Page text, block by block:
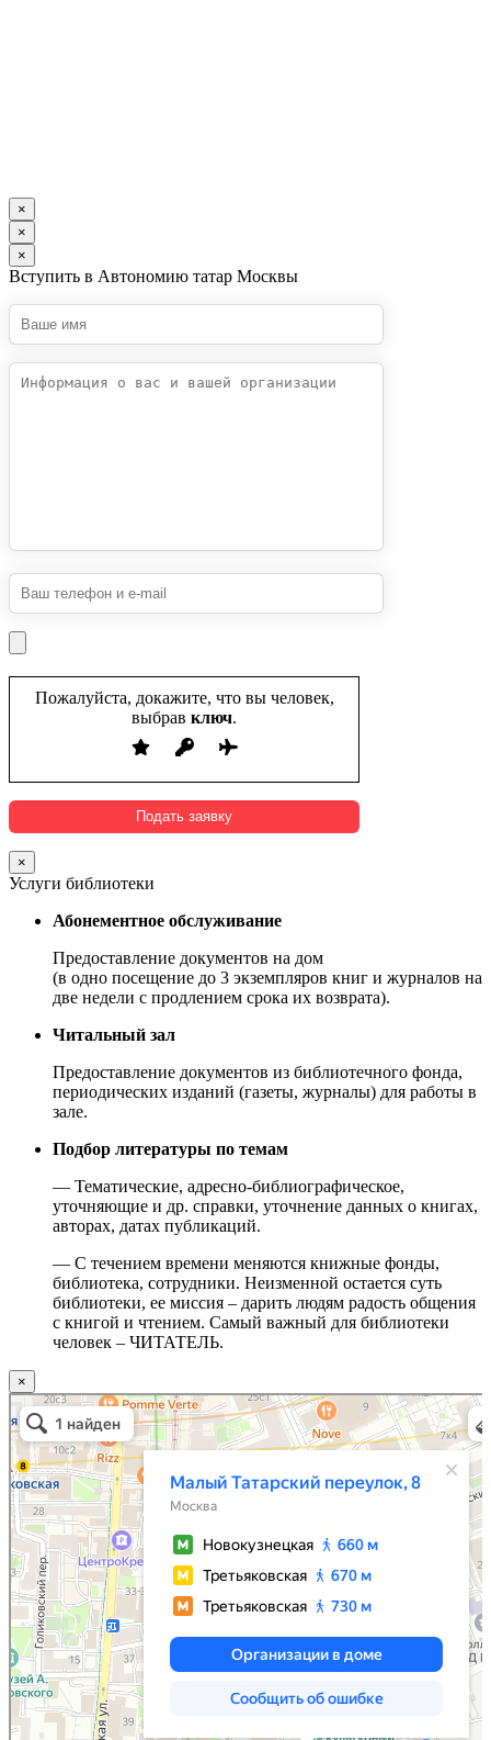
×
×
×
Вступить в Автономию татар Москвы
Пожалуйста, докажите, что вы человек,
выбрав ключ.
×
Услуги библиотеки
Абонементное обслуживание
Предоставление документов на дом
(в одно посещение до 3 экземпляров книг и журналов на
две недели с продлением срока их возврата).
Читальный зал
Предоставление документов из библиотечного фонда,
периодических изданий (газеты, журналы) для работы в
зале.
Подбор литературы по темам
— Тематические, адресно-библиографическое,
уточняющие и др. справки, уточнение данных о книгах,
авторах, датах публикаций.
— С течением времени меняются книжные фонды,
библиотека, сотрудники. Неизменной остается суть
библиотеки, ее миссия – дарить людям радость общения
с книгой и чтением. Самый важный для библиотеки
человек – ЧИТАТЕЛЬ.
×
Москва
Малый Татарский переулок, 8 на карте Москвы, ближайшее метро Новокузнецкая —
Яндекс.Карты